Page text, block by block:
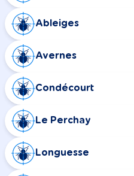
Ableiges
Avernes
Condécourt
Le Perchay
Longuesse